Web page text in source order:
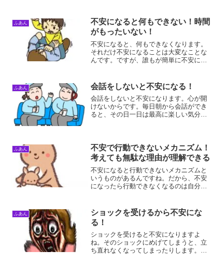
うになるんですよね不安になると楽しめ
ない理由不安になると楽し...
ふあん
不安になると何もできない！時間
がもったいない！
不安になると、何もできなくなります。
それだけ不安になることは大変なことな
んです。ですが、誰もが簡単に不安にな
注意する必要があります。不安になると
何もできない理由不安にな...
ふあん 会話をしないと不安になる！
会話をしないと不安になります。心が開
けないからです。毎日朝から会話ができ
ると、その日一日は最高に楽しい気分に
理由会話をしないと不安に...
ふあん
不安で行動できないメカニズム！
考えても無駄な理由が理解できる
不安になると行動できないメカニズムと
いうものがあるんですね。だから、不安
になったら行動できなくなるのは自分だ
ますよね。不安で行動できない理由不安
で行動できない理由は、不...
ふあん
ショックを受けるから不安にな
る！
ショックを受けると不安になりますよ
ね。そのショックにめげてしまうと、立
ち直れなくなってしまったりします。突